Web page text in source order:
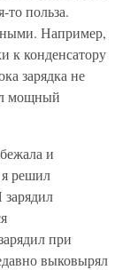
польза.
Например,
к конденсатору
зарядка не
мощный
и
я решил
при
выковырял